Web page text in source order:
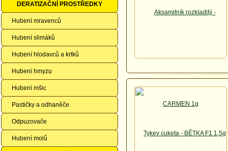
DERATIZAČNÍ PROSTŘEDKY
Hubení mravenců
Hubení slimáků
Hubení hlodavců a krtků
Hubení hmyzu
Hubení mšic
Pastičky a odhaněče
Odpuzovače
Hubení molů